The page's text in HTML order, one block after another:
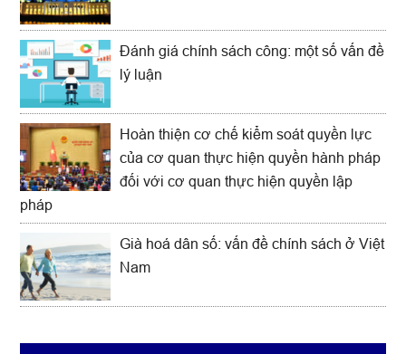
Đánh giá chính sách công: một số vấn đề
lý luận
Hoàn thiện cơ chế kiểm soát quyền lực
của cơ quan thực hiện quyền hành pháp
đối với cơ quan thực hiện quyền lập
pháp
Già hoá dân số: vấn đề chính sách ở Việt
Nam